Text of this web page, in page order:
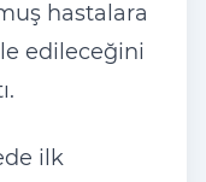
hastalara
edileceğini
ilk